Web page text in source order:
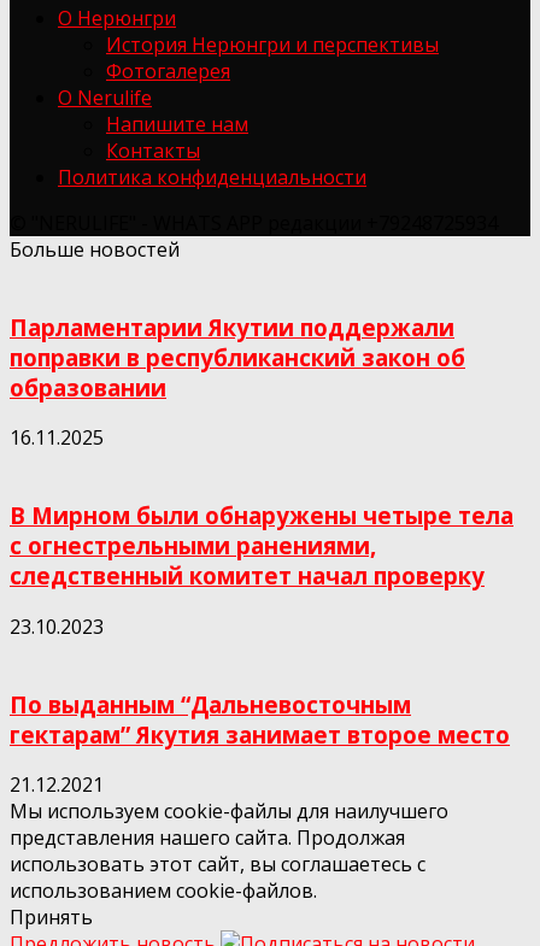
О Нерюнгри
История Нерюнгри и перспективы
Фотогалерея
О Nerulife
Напишите нам
Контакты
Политика конфиденциальности
Больше новостей
Парламентарии Якутии поддержали
поправки в республиканский закон об
образовании
16.11.2025
В Мирном были обнаружены четыре тела
с огнестрельными ранениями,
следственный комитет начал проверку
23.10.2023
По выданным “Дальневосточным
гектарам” Якутия занимает второе место
21.12.2021
Мы используем cookie-файлы для наилучшего
представления нашего сайта. Продолжая
использовать этот сайт, вы соглашаетесь с
использованием cookie-файлов.
Принять